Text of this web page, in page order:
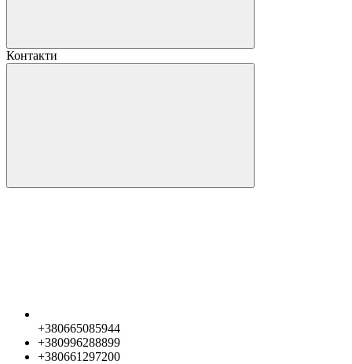
Контакти
+380665085944
+380996288899
+380661297200